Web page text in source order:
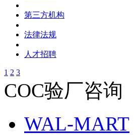
第三方机构
法律法规
人才招聘
1 2 3
COC验厂咨询
WAL-MART